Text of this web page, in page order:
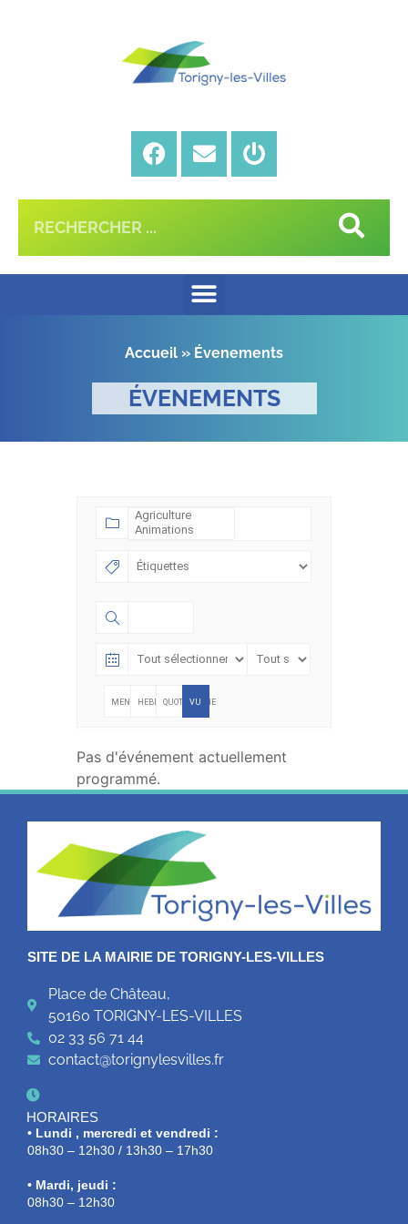
Accueil » Évenements
ÉVENEMENTS
MENSUELLEHEBDOMADAIRE
QUOTIDIENNE
VU
Pas d'événement actuellement
programmé.
SITE DE LA MAIRIE DE TORIGNY-LES-VILLES
Place de Château,
50160 TORIGNY-LES-VILLES
02 33 56 71 44
contact@torignylesvilles.fr
HORAIRES
• Lundi , mercredi et vendredi :
08h30 – 12h30 / 13h30 – 17h30
• Mardi, jeudi :
08h30 – 12h30